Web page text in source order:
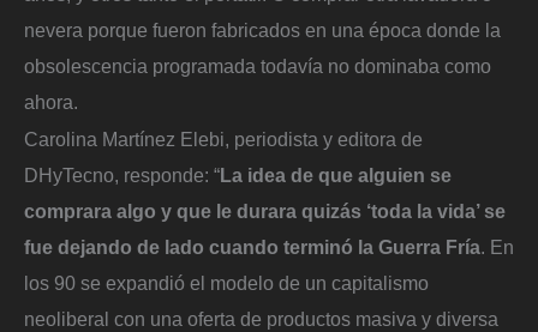
nevera porque fueron fabricados en una época donde la
obsolescencia programada todavía no dominaba como
ahora.
Carolina Martínez Elebi, periodista y editora de
DHyTecno, responde: “La idea de que alguien se
comprara algo y que le durara quizás ‘toda la vida’ se
fue dejando de lado cuando terminó la Guerra Fría. En
los 90 se expandió el modelo de un capitalismo
neoliberal con una oferta de productos masiva y diversa